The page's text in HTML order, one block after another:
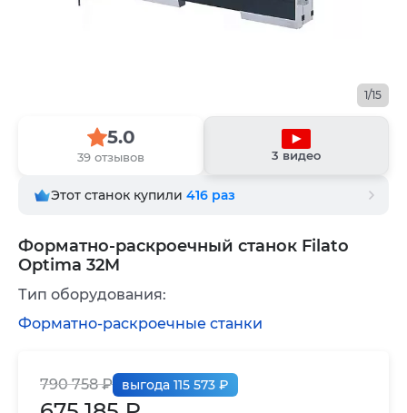
Форматно-раскроечный станок Filato
Optima 32M
1/15
5.0
39 отзывов 3 видео
Этот станок купили 416 раз
790 758 ₽ выгода 115 573 ₽
Тип оборудования:
Форматно-раскроечные станки